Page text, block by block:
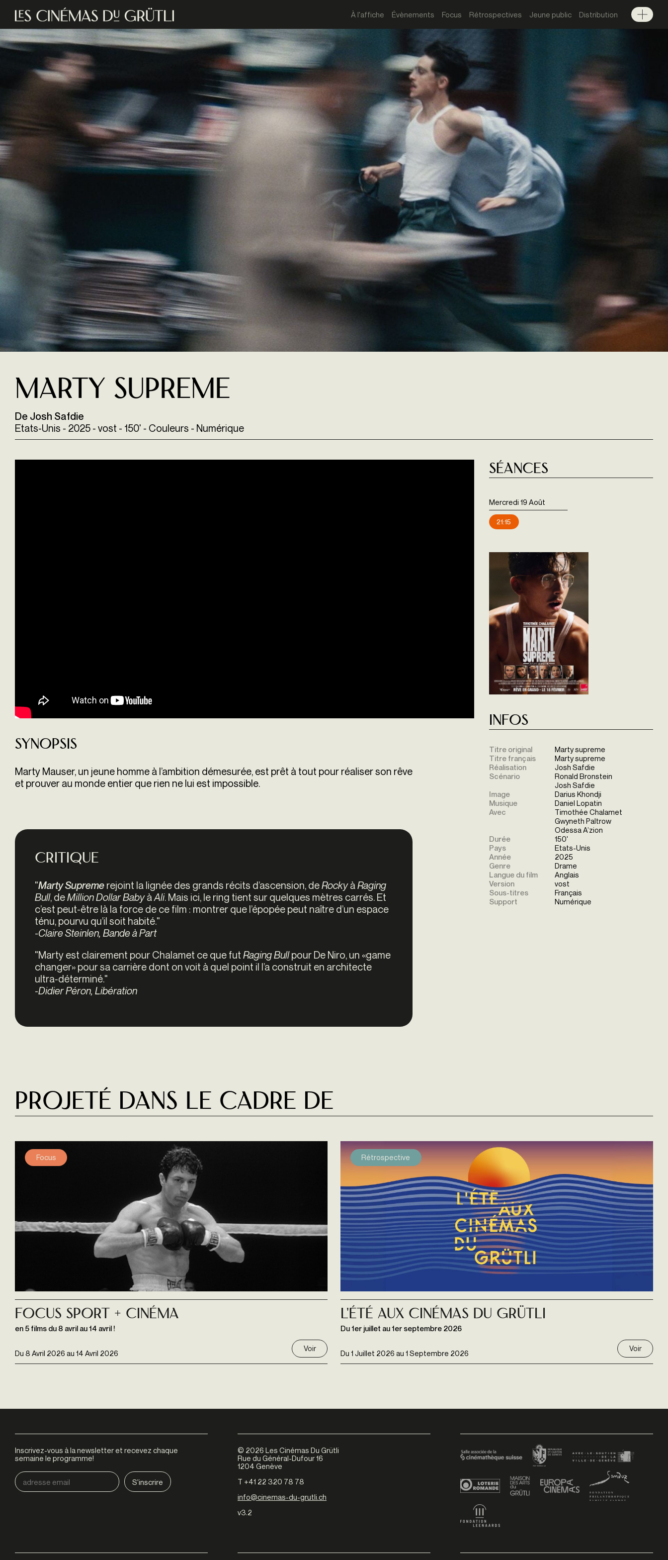
Aller au contenu principal
À l'affiche Évènements Focus Rétrospectives Jeune public Distribution
Menu
Marty supreme
De Josh Safdie
Etats-Unis - 2025 - vost - 150' - Couleurs - Numérique
Synopsis
Marty Mauser, un jeune homme à l’ambition démesurée, est prêt à tout pour réaliser son rêve
et prouver au monde entier que rien ne lui est impossible.
Critique
"Marty Supreme rejoint la lignée des grands récits d’ascension, deRockyàRaging
Bull, deMillion Dollar BabyàAli. Mais ici, le ring tient sur quelques mètres carrés. Et
c’est peut-être là la force de ce film : montrer que l’épopée peut naître d’un espace
ténu, pourvu qu’il soit habité."
-Claire Steinlen, Bande à Part
"Marty est clairement pour Chalamet ce que fut Raging Bullpour De Niro, un «game
changer» pour sa carrière dont on voit à quel point il l’a construit en architecte
ultra-déterminé."
-Didier Péron, Libération
Séances
Mercredi 19 Août
21:15
Infos
Titre original
Marty supreme
Titre français
Marty supreme
Réalisation
Josh Safdie
Scénario
Ronald Bronstein
Josh Safdie
Image
Darius Khondji
Musique
Daniel Lopatin
Avec
Timothée Chalamet
Gwyneth Paltrow
Odessa A’zion
Durée
150'
Pays
Etats-Unis
Année
2025
Genre
Drame
Langue du film
Anglais
Version
vost
Sous-titres
Français
Support
Numérique
Projeté dans le cadre de
Focus
Du 8 Avril 2026 au 14 Avril 2026
Focus Sport + cinéma
en 5 films du 8 avril au 14 avril !
Voir
Rétrospective
Du 1 Juillet 2026 au 1 Septembre 2026
L'été aux Cinémas du Grütli
Du 1er juillet au 1er septembre 2026
Voir
Inscrivez-vous à la newsletter et recevez chaque
semaine le programme!
© 2026 Les Cinémas Du Grütli
Rue du Général-Dufour 16
1204 Genève
T +41 22 320 78 78
info@cinemas-du-grutli.ch
v3.2